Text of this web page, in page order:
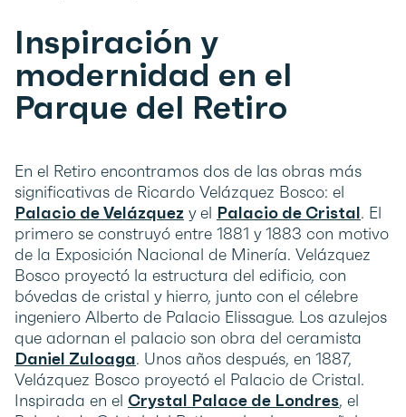
Inspiración y
modernidad en el
Parque del Retiro
En el Retiro encontramos dos de las obras más
significativas de Ricardo Velázquez Bosco: el
Palacio de Velázquez y el Palacio de Cristal. El
primero se construyó entre 1881 y 1883 con motivo
de la Exposición Nacional de Minería. Velázquez
Bosco proyectó la estructura del edificio, con
bóvedas de cristal y hierro, junto con el célebre
ingeniero Alberto de Palacio Elissague. Los azulejos
que adornan el palacio son obra del ceramista
Daniel Zuloaga. Unos años después, en 1887,
Velázquez Bosco proyectó el Palacio de Cristal.
Inspirada en el Crystal Palace de Londres, el